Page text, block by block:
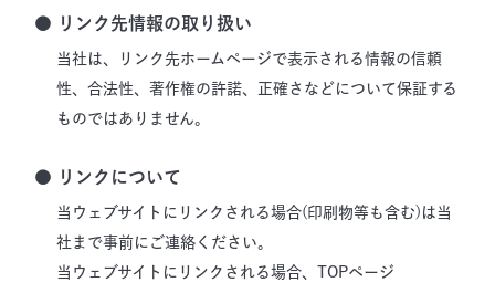
● リンク先情報の取り扱い
当社は、リンク先ホームページで表示される情報の信頼
性、合法性、著作権の許諾、正確さなどについて保証する
ものではありません。
● リンクについて
当ウェブサイトにリンクされる場合(印刷物等も含む)は当
社まで事前にご連絡ください。
当ウェブサイトにリンクされる場合、TOPページ